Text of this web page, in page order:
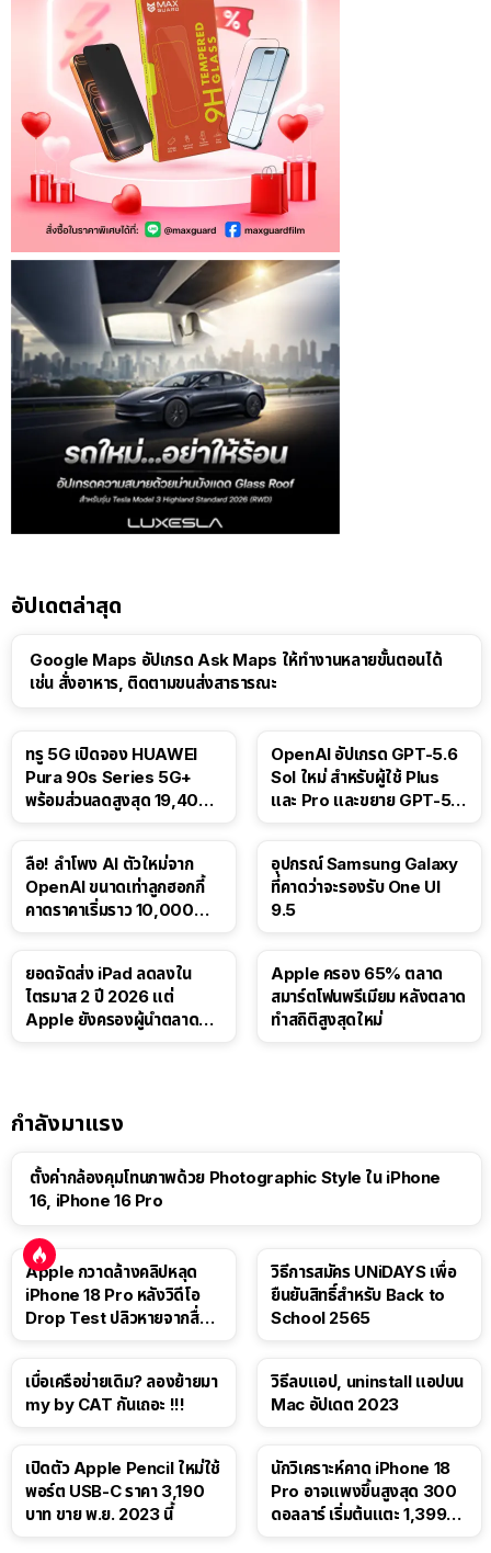
อัปเดตล่าสุด
Google Maps อัปเกรด Ask Maps ให้ทำงานหลายขั้นตอนได้
เช่น สั่งอาหาร, ติดตามขนส่งสาธารณะ
ทรู 5G เปิดจอง HUAWEI
Pura 90s Series 5G+
พร้อมส่วนลดสูงสุด 19,400
OpenAI อัปเกรด GPT-5.6
Sol ใหม่ สำหรับผู้ใช้ Plus
และ Pro และขยาย GPT-5.6
ลือ! ลำโพง AI ตัวใหม่จาก
OpenAI ขนาดเท่าลูกฮอกกี้
คาดราคาเริ่มราว 10,000
อุปกรณ์ Samsung Galaxy
ที่คาดว่าจะรองรับ One UI
9.5
ยอดจัดส่ง iPad ลดลงใน
ไตรมาส 2 ปี 2026 แต่
Apple ยังครองผู้นำตลาด
Apple ครอง 65% ตลาด
สมาร์ตโฟนพรีเมียม หลังตลาด
ทำสถิติสูงสุดใหม่
กำลังมาแรง
ตั้งค่ากล้องคุมโทนภาพด้วย Photographic Style ใน iPhone
16, iPhone 16 Pro
Apple กวาดล้างคลิปหลุด
iPhone 18 Pro หลังวิดีโอ
Drop Test ปลิวหายจากสื่อ
วิธีการสมัคร UNiDAYS เพื่อ
ยืนยันสิทธิ์สำหรับ Back to
School 2565
เบื่อเครือข่ายเดิม? ลองย้ายมา
my by CAT กันเถอะ !!!
วิธีลบแอป, uninstall แอปบน
Mac อัปเดต 2023
เปิดตัว Apple Pencil ใหม่ใช้
พอร์ต USB-C ราคา 3,190
บาท ขาย พ.ย. 2023 นี้
นักวิเคราะห์คาด iPhone 18
Pro อาจแพงขึ้นสูงสุด 300
ดอลลาร์ เริ่มต้นแตะ 1,399